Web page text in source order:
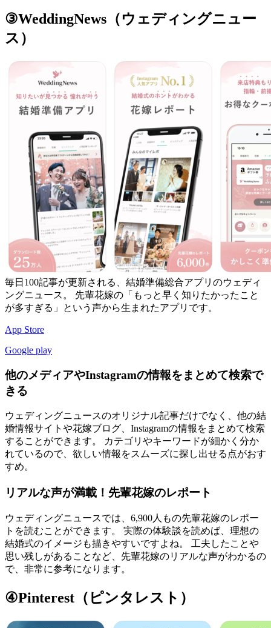
③WeddingNews（ウェディングニュー
ス）
毎日100記事が更新される、結婚準備総合アプリのウェディ
ングニュース。 先輩花嫁の「もっと早く知りたかったこと
が多すぎる」という声から生まれたアプリです。
App Store
Google play
他のメディアやInstagramの情報をまとめて検索で
きる
ウェディングニュースのオリジナル記事だけでなく、他の結
婚情報サイトや花嫁ブログ、Instagramの情報をまとめて検索
することができます。 カテゴリやキーワードが細かく分か
れているので、欲しい情報をスムーズに探し出せる点がおす
すめ。
リアルな声が満載！先輩花嫁のレポート
ウェディングニュースでは、6,900人もの先輩花嫁のレポー
トを読むことができます。 実際の体験談を読めば、理想の
結婚式のイメージも描きやすいですよね。 工夫したことや
思い残しがあることなど、先輩花嫁のリアルな声がわかるの
で、非常に参考になります。
④Pinterest（ピンタレスト）